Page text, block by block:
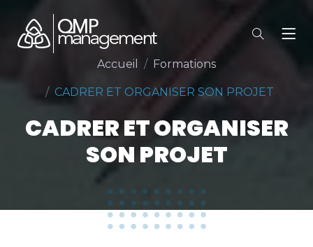
Accueil Formations
CADRER ET ORGANISER SON PROJET
CADRER ET ORGANISER
SON PROJET